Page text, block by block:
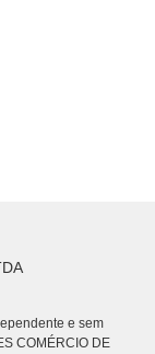
e sem
COMÉRCIO DE